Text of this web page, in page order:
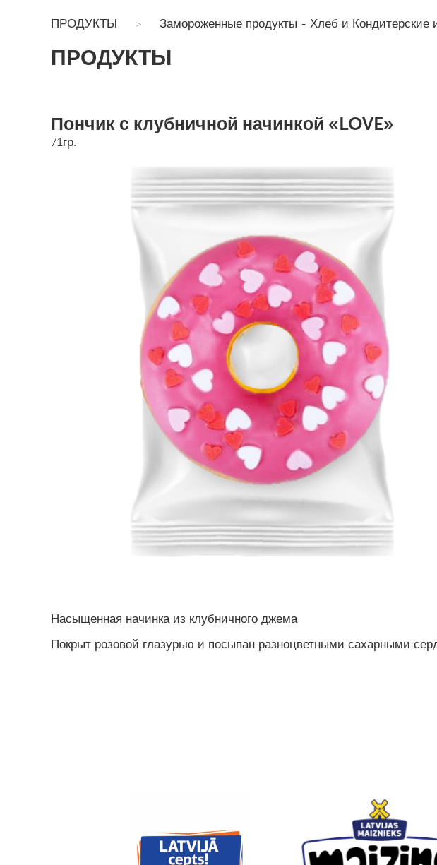
ПРОДУКТЫ > Замороженные продукты - Хлеб и Кондитерские
ПРОДУКТЫ
Пончик с клубничной начинкой «LOVE»
71гр.
Насыщенная начинка из клубничного джема
Покрыт розовой глазурью и посыпан разноцветными сахарными